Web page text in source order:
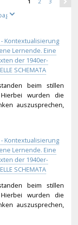
- Kontextualisierung
Lernende. Eine
der 1940er-
SCHEMATA
beim stillen
wurden die
auszusprechen,
- Kontextualisierung
Lernende. Eine
der 1940er-
SCHEMATA
beim stillen
wurden die
auszusprechen,